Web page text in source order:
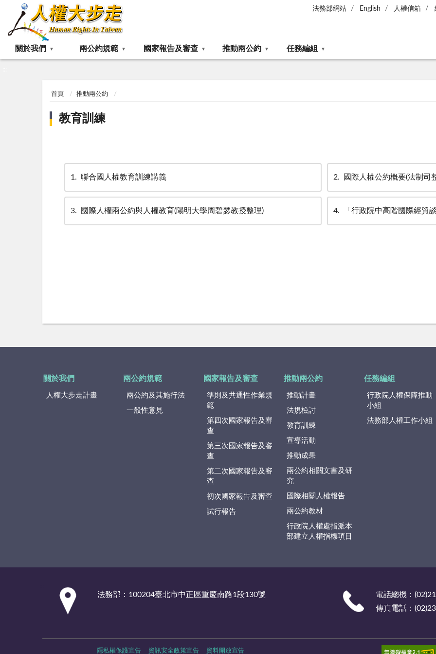
法務部網站 English 人權信箱
關於我們 兩公約規範 國家報告及審查 推動兩公約 任務編組
首頁 推動兩公約
教育訓練
1 聯合國人權教育訓練講義 2 國際人權公約概要(法制司
3 國際人權兩公約與人權教育(陽明大學周碧瑟教授整理) 4 「行政院中高階國際經貿談判與訴訟人才培用
關於我們
人權大步走計畫
兩公約規範
兩公約及其施行法
一般性意見
國家報告及審查
準則及共通性作業規
範
第四次國家報告及審
查
第三次國家報告及審
查
第二次國家報告及審
查
初次國家報告及審查
試行報告
推動兩公約
推動計畫
法規檢討
教育訓練
宣導活動
推動成果
兩公約相關文書及研
究
國際相關人權報告
兩公約教材
行政院人權處指派本
部建立人權指標項目
任務編組
行政院人權保障推動
小組
法務部人權工作小組
法務部：100204臺北市中正區重慶南路1段130號
電話總機：
傳真電話：
隱私權保護宣告 資訊安全政策宣告 資料開放宣告